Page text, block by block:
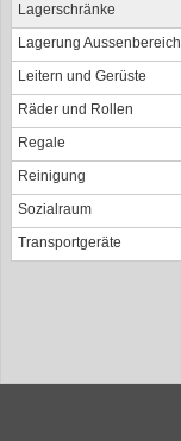
Lagerschränke
Lagerung Aussenbereich
Leitern und Gerüste
Räder und Rollen
Regale
Reinigung
Sozialraum
Transportgeräte